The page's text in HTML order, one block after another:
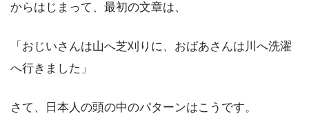
からはじまって、最初の文章は、
「おじいさんは山へ芝刈りに、おばあさんは川へ洗濯
へ行きました」
さて、日本人の頭の中のパターンはこうです。